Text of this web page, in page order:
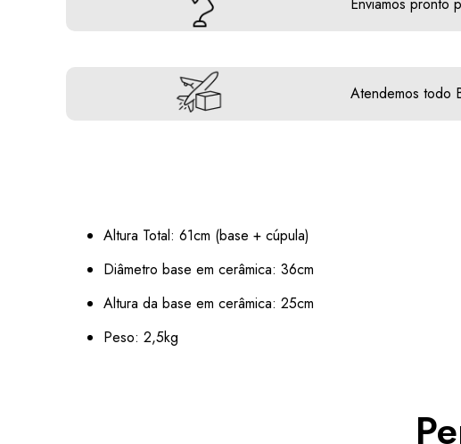
Atendemos todo
Altura Total: 61cm (base + cúpula)
Diâmetro base em cerâmica: 36cm
Altura da base em cerâmica: 25cm
Peso: 2,5kg